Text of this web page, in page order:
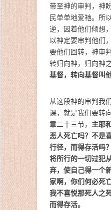
带至神的审判，神
民单单地爱祂。所
逆，因着他们倾想
以神定要审判他们
要他们回转，神审
转归向神，归向神
基督，转向基督叫
从这段神的审判我
课，就是我们要转
章二十三节， 主耶
恶人死亡吗？不是
行径，而得存活吗？
将所行的一切过犯
弃，使自己得一个
家啊，你们何必死
我不喜悦那死人之
而得存活。